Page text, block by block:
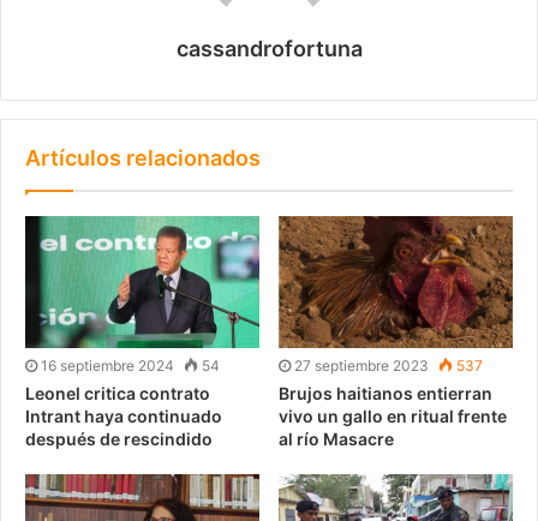
cassandrofortuna
Artículos relacionados
16 septiembre 2024 54
Leonel critica contrato
Intrant haya continuado
después de rescindido
27 septiembre 2023 537
Brujos haitianos entierran
vivo un gallo en ritual frente
al río Masacre